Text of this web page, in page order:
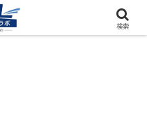
計アクセス数4000万PV）
検索